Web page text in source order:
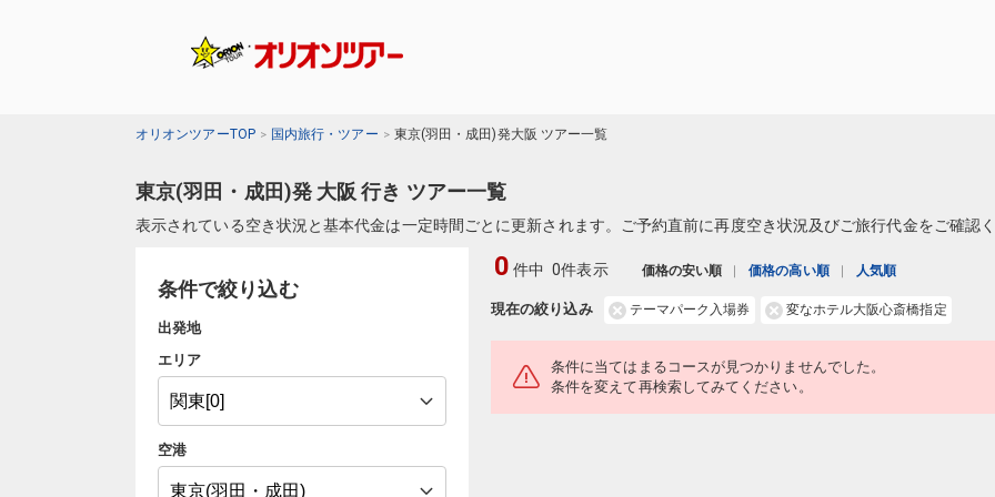
オリオンツアーTOP 国内旅行・ツアー 東京(羽田・成田)発大阪 ツアー一覧
東京(羽田・成田)発 大阪 行き ツアー一覧
表示されている空き状況と基本代金は一定時間ごとに更新されます。ご予約直前に再度空き状況及びご旅行代金をご確認く
条件で絞り込む
出発地
エリア
空港
現在の絞り込み テーマパーク入場券 変なホテル大阪心斎橋指定
0 件中 0件表示 価格の安い順 価格の高い順 人気順
条件に当てはまるコースが見つかりませんでした。
条件を変えて再検索してみてください。